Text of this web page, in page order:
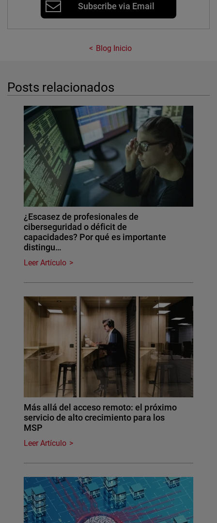
Subscribe via Email
Blog Inicio
Posts relacionados
¿Escasez de profesionales de
ciberseguridad o déficit de
capacidades? Por qué es importante
distingu…
Leer Artículo
Más allá del acceso remoto: el próximo
servicio de alto crecimiento para los
MSP
Leer Artículo